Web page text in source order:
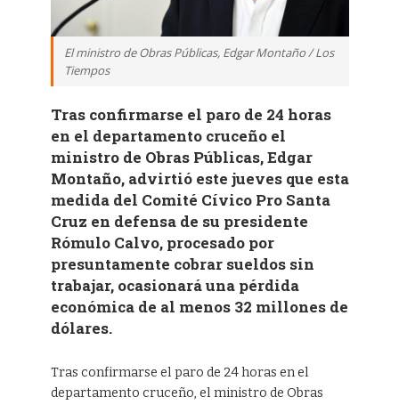
El ministro de Obras Públicas, Edgar Montaño / Los
Tiempos
Tras confirmarse el paro de 24 horas
en el departamento cruceño el
ministro de Obras Públicas, Edgar
Montaño, advirtió este jueves que esta
medida del Comité Cívico Pro Santa
Cruz en defensa de su presidente
Rómulo Calvo, procesado por
presuntamente cobrar sueldos sin
trabajar, ocasionará una pérdida
económica de al menos 32 millones de
dólares.
Tras confirmarse el paro de 24 horas en el
departamento cruceño, el ministro de Obras